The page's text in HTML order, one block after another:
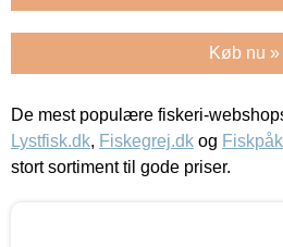
Køb nu »
De mest populære fiskeri-
Lystfisk.dk, Fiskegrej.dk og
stort sortiment til gode priser.